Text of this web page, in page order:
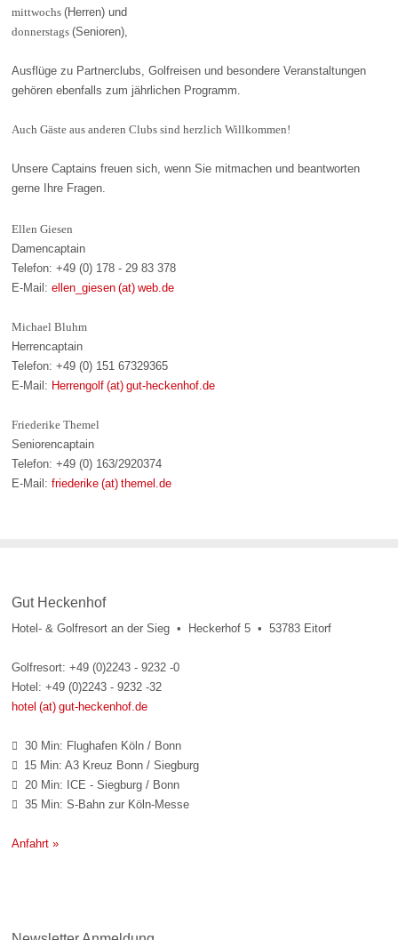
mittwochs(Herren) und
donnerstags(Senioren),
Ausflüge zu Partnerclubs, Golfreisen und besondere Veranstaltungen
gehören ebenfalls zum jährlichen Programm.
Auch Gäste aus anderen Clubs sind herzlich Willkommen!
Unsere Captains freuen sich, wenn Sie mitmachen und beantworten
gerne Ihre Fragen.
Ellen Giesen
Damencaptain
Telefon: +49 (0) 178 - 29 83 378
E-Mail:ellen_giesen (at) web.de
Michael Bluhm
Herrencaptain
Telefon: +49 (0) 151 67329365
E-Mail: Herrengolf (at) gut-heckenhof.de
Friederike Themel
Seniorencaptain
Telefon: +49 (0) 163/2920374
E-Mail:friederike (at) themel.de
Gut Heckenhof
Hotel- & Golfresort an der Sieg • Heckerhof 5 • 53783 Eitorf
Golfresort: +49 (0)2243 - 9232 -0
Hotel: +49 (0)2243 - 9232 -32
hotel (at) gut-heckenhof.de
 30 Min: Flughafen Köln / Bonn
 15 Min: A3 Kreuz Bonn / Siegburg
 20 Min: ICE - Siegburg / Bonn
 35 Min: S-Bahn zur Köln-Messe
Anfahrt »